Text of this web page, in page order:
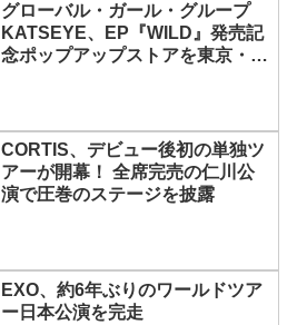
グローバル・ガール・グループ
KATSEYE、EP『WILD』発売記
念ポップアップストアを東京・原
CORTIS、デビュー後初の単独ツ
アーが開幕！ 全席完売の仁川公
演で圧巻のステージを披露
EXO、約6年ぶりのワールドツア
ー日本公演を完走